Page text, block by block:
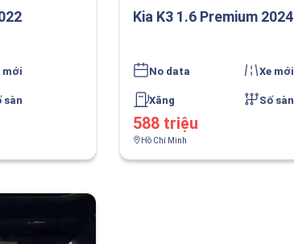
mới
sàn
Kia K3 1.6 Premium 2024
No data Xe mới
Xăng Số sàn
588 triệu
Hồ Chí Minh